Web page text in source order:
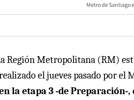
Metro de Santiago
Región Metropolitana (RM)
el jueves pasado por
la etapa 3 -de Preparación-